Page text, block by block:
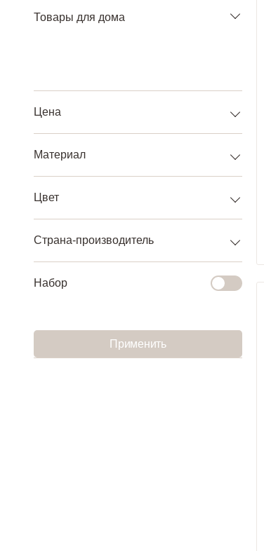
Товары для дома
Цена
Материал
Цвет
Страна-производитель
Набор
Применить